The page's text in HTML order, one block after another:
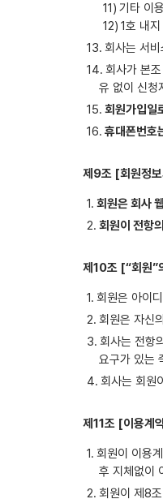
기타 이
1호 내
회사는 서
회사가 본
유 없이 신청
회원가입일
휴대폰번호
제9조 [회원정
회원은 회사
회원이 전항
제10조 [“회원”
회원은 아이
회원은 자신
회사는 전항
요구가 있는
회사는 회원
제11조 [이용계
회원이 이용
후 지체없이
회원이 제8